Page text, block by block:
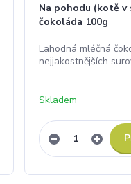
Na pohodu (kotě v
čokoláda 100g
Lahodná mléčná
nejjakostnějších
Skladem